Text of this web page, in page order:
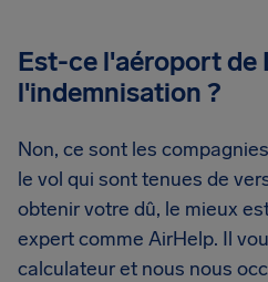
Est-ce l'aéroport de
l'indemnisation ?
Non, ce sont les
le vol qui sont tenues de
obtenir votre dû, le mieux
expert comme AirHelp. Il
calculateur et nous nous